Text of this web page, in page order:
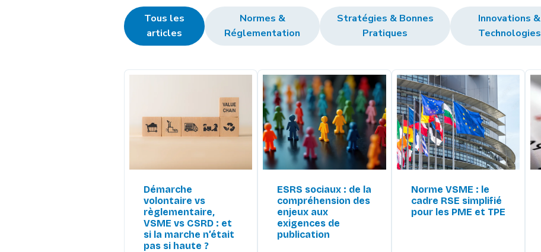
Tous les
articles
Normes &
Réglementation
Stratégies & Bonnes
Pratiques
Innovations &
Technologies
Démarche
volontaire vs
règlementaire,
VSME vs CSRD : et
si la marche n’était
pas si haute ?
ESRS sociaux : de la
compréhension des
enjeux aux
exigences de
publication
Norme VSME : le
cadre RSE simplifié
pour les PME et TPE